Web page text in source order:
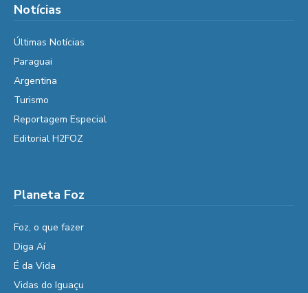
Notícias
Últimas Notícias
Paraguai
Argentina
Turismo
Reportagem Especial
Editorial H2FOZ
Planeta Foz
Foz, o que fazer
Diga Aí
É da Vida
Vidas do Iguaçu